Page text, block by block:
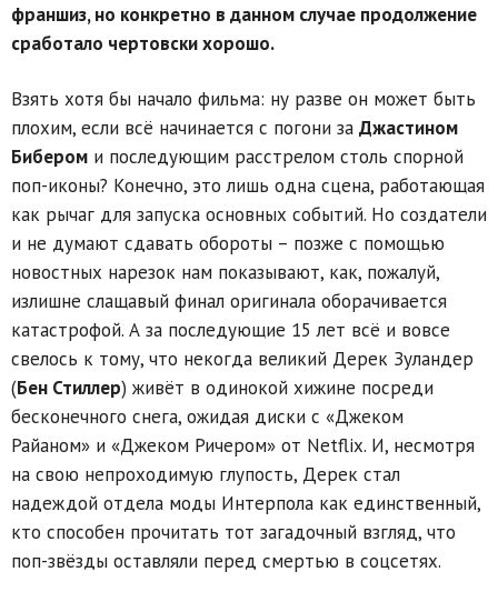
франшиз, но конкретно в данном случае продолжение
сработало чертовски хорошо.
Взять хотя бы начало фильма: ну разве он может быть
плохим, если всё начинается с погони за Джастином
Бибером и последующим расстрелом столь спорной
поп-иконы? Конечно, это лишь одна сцена, работающая
как рычаг для запуска основных событий. Но создатели
и не думают сдавать обороты – позже с помощью
новостных нарезок нам показывают, как, пожалуй,
излишне слащавый финал оригинала оборачивается
катастрофой. А за последующие 15 лет всё и вовсе
свелось к тому, что некогда великий Дерек Зуландер
(Бен Стиллер) живёт в одинокой хижине посреди
бесконечного снега, ожидая диски с «Джеком
Райаном» и «Джеком Ричером» от Netflix. И, несмотря
на свою непроходимую глупость, Дерек стал
надеждой отдела моды Интерпола как единственный,
кто способен прочитать тот загадочный взгляд, что
поп-звёзды оставляли перед смертью в соцсетях.